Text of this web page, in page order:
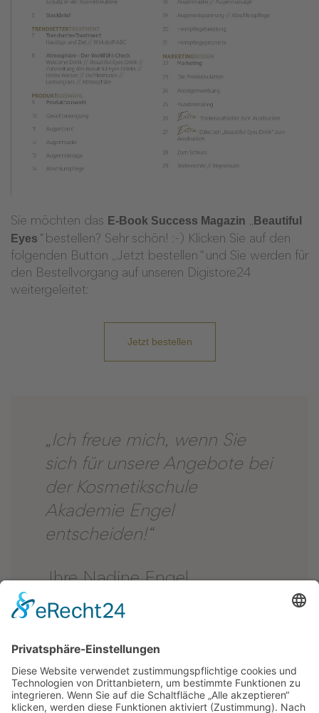
Sie möchten das E-Book Success Magazin „ Beautiful
Eyes
bestellen? Sehr schön! :-) Klicken Sie auf den
folgenden Button „Jetzt bestellen
und Sie werden für
den Bestellvorgang auf unseren Digistore24
weitergeleitet:
Jetzt bestellen
„Ich freue mich, wenn Sie
sich für unsere Angebote bei
der Kosmetikschule
Akademie Engel
entscheiden!“
Ihre Nadine Engel
GmbH